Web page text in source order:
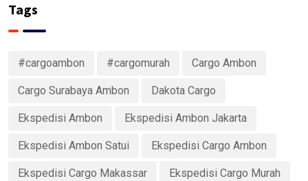
Tags
#cargoambon #cargomurah Cargo Ambon
Cargo Surabaya Ambon Dakota Cargo
Ekspedisi Ambon Ekspedisi Ambon Jakarta
Ekspedisi Ambon Satui Ekspedisi Cargo Ambon
Ekspedisi Cargo Makassar Ekspedisi Cargo Murah